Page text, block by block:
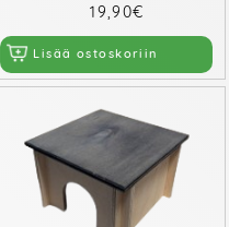
19,90€
Lisää ostoskoriin